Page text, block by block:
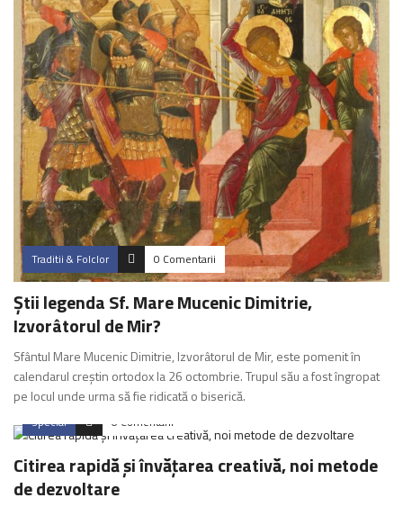
Traditii & Folclor 0 Comentarii
Știi legenda Sf. Mare Mucenic Dimitrie,
Izvorâtorul de Mir?
Sfântul Mare Mucenic Dimitrie, Izvorâtorul de Mir, este pomenit în
calendarul creștin ortodox la 26 octombrie. Trupul său a fost îngropat
pe locul unde urma să fie ridicată o biserică.
Special 0 Comentarii
Citirea rapidă și învățarea creativă, noi metode
de dezvoltare